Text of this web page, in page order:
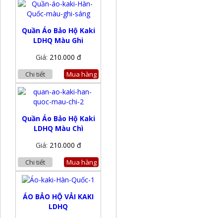
Quần Áo Bảo Hộ Kaki
LDHQ Màu Ghi
Giá: 210.000 đ
Chi tiết Mua hàng
Quần Áo Bảo Hộ Kaki
LDHQ Màu Chì
Giá: 210.000 đ
Chi tiết Mua hàng
ÁO BẢO HỘ VẢI KAKI
LDHQ